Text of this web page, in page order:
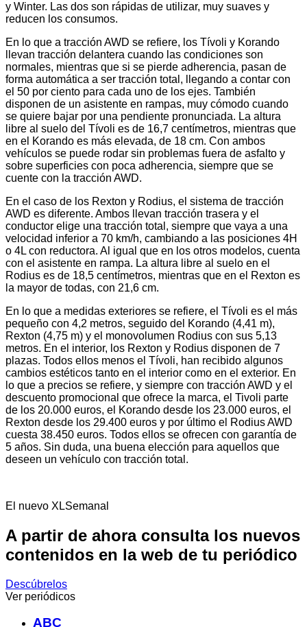
y Winter. Las dos son rápidas de utilizar, muy suaves y
reducen los consumos.
En lo que a tracción AWD se refiere, los Tívoli y Korando
llevan tracción delantera cuando las condiciones son
normales, mientras que si se pierde adherencia, pasan de
forma automática a ser tracción total, llegando a contar con
el 50 por ciento para cada uno de los ejes. También
disponen de un asistente en rampas, muy cómodo cuando
se quiere bajar por una pendiente pronunciada. La altura
libre al suelo del Tívoli es de 16,7 centímetros, mientras que
en el Korando es más elevada, de 18 cm. Con ambos
vehículos se puede rodar sin problemas fuera de asfalto y
sobre superficies con poca adherencia, siempre que se
cuente con la tracción AWD.
En el caso de los Rexton y Rodius, el sistema de tracción
AWD es diferente. Ambos llevan tracción trasera y el
conductor elige una tracción total, siempre que vaya a una
velocidad inferior a 70 km/h, cambiando a las posiciones 4H
o 4L con reductora. Al igual que en los otros modelos, cuenta
con el asistente en rampa. La altura libre al suelo en el
Rodius es de 18,5 centímetros, mientras que en el Rexton es
la mayor de todas, con 21,6 cm.
En lo que a medidas exteriores se refiere, el Tívoli es el más
pequeño con 4,2 metros, seguido del Korando (4,41 m),
Rexton (4,75 m) y el monovolumen Rodius con sus 5,13
metros. En el interior, los Rexton y Rodius disponen de 7
plazas. Todos ellos menos el Tívoli, han recibido algunos
cambios estéticos tanto en el interior como en el exterior. En
lo que a precios se refiere, y siempre con tracción AWD y el
descuento promocional que ofrece la marca, el Tivoli parte
de los 20.000 euros, el Korando desde los 23.000 euros, el
Rexton desde los 29.400 euros y por último el Rodius AWD
cuesta 38.450 euros. Todos ellos se ofrecen con garantía de
5 años. Sin duda, una buena elección para aquellos que
deseen un vehículo con tracción total.
El nuevo XLSemanal
A partir de ahora consulta los nuevos
contenidos en la web de tu periódico
Descúbrelos
Ver periódicos
ABC